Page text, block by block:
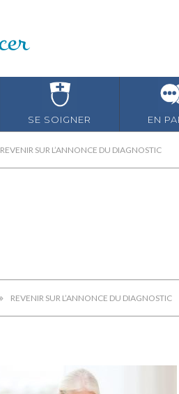
SE SOIGNER EN
REVENIR SUR L’ANNONCE DU DIAGNOSTIC
REVENIR SUR L’ANNONCE DU DIAGNOSTIC